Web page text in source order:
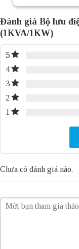
Đánh giá Bộ lưu
(1KVA/1KW)
5
4
3
2
1
Chưa có đánh giá nào.